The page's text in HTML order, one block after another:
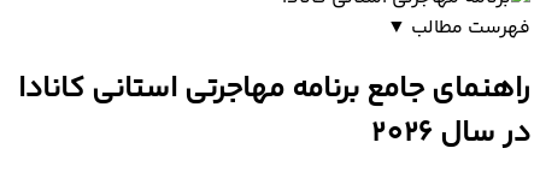
فهرست مطالب ▼
راهنمای جامع برنامه مهاجرتی استانی کانادا در سال
2026
برنامه مهاجرتی استانی کانادا (PNP) 2026 چیست؟
راهنمای جامع برنامه مهاجرتی استانی کانادا
در سال 2026